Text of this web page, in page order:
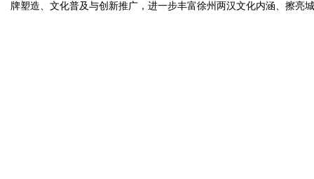
牌塑造、文化普及与创新推广，进一步丰富徐州两汉文化内涵、擦